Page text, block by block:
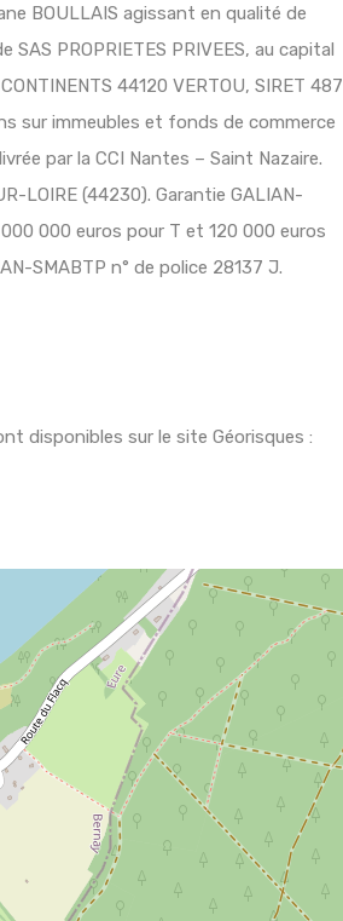
BOULLAIS agissant en qualité de
PROPRIETES PRIVEES, au capital
44120 VERTOU, SIRET 487
sur immeubles et fonds de commerce
par la CCI Nantes – Saint Nazaire.
LOIRE (44230). Garantie GALIAN-
000 euros pour T et 120 000 euros
SMABTP n° de police 28137 J.
disponibles sur le site Géorisques :